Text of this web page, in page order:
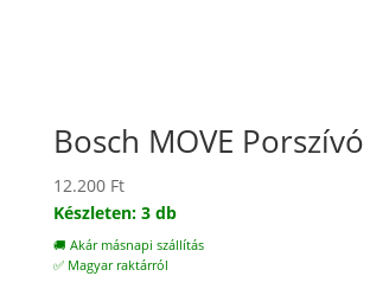
Bosch MOVE
12.200 Ft
Készleten: 3 db
🚚 Akár másnapi szállítás
✅ Magyar raktárról